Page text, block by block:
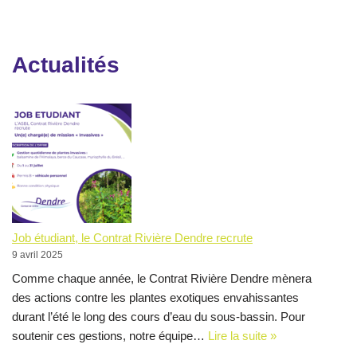
Actualités
Job étudiant, le Contrat Rivière Dendre recrute
9 avril 2025
Comme chaque année, le Contrat Rivière Dendre mènera
des actions contre les plantes exotiques envahissantes
durant l’été le long des cours d’eau du sous-bassin. Pour
soutenir ces gestions, notre équipe… Lire la suite »